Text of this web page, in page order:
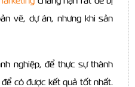
vẽ, dự án, nhưng khi sản
nghiệp, để thực sự thành
có được kết quả tốt nhất.